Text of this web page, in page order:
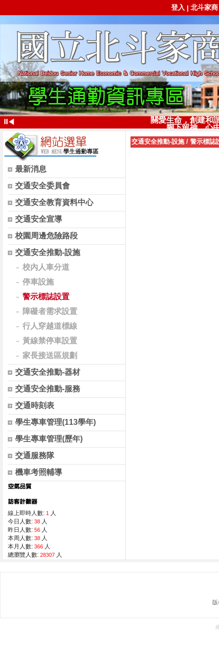
登入 | 北斗家商
⏸◀
關愛生命，創建和
腳下留神，心
最新消息
交通安全委員會
交通安全教育資料中心
交通安全宣導
校園周邊危險路段
交通安全推動-設施
校內人車分道
停車設施
警示標誌設置
障礙者需求設置
行人穿越道標線
黃線禁停車設置
家長接送區規劃
交通安全推動-器材
交通安全推動-服務
交通時刻表
學生專車管理(113學年)
學生專車管理(歷年)
交通服務隊
機車考照輔導
線上即時人數: 1 人
今日人數: 38 人
昨日人數: 56 人
本周人數: 38 人
本月人數: 366 人
總瀏覽人數: 28307 人
交通安全推動-設施/ 警示標誌